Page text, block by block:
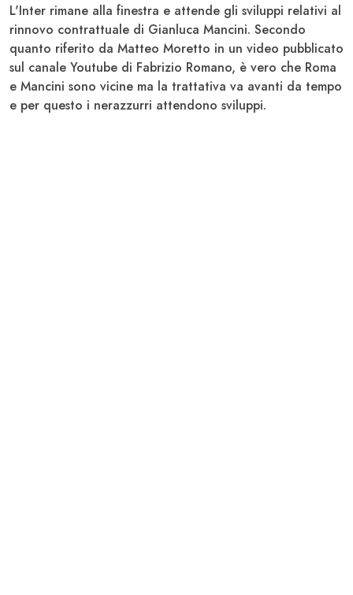
L'Inter rimane alla finestra e attende gli sviluppi relativi al
rinnovo contrattuale di Gianluca Mancini. Secondo
quanto riferito da Matteo Moretto in un video pubblicato
sul canale Youtube di Fabrizio Romano, è vero che Roma
e Mancini sono vicine ma la trattativa va avanti da tempo
e per questo i nerazzurri attendono sviluppi.